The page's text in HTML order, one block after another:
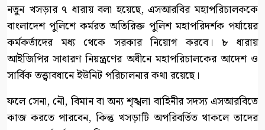
নতুন খসড়ার ৭ ধারায় বলা হয়েছে, এসআরবির মহাপরিচালককে
বাংলাদেশ পুলিশে কর্মরত অতিরিক্ত পুলিশ মহাপরিদর্শক পর্যায়ের
কর্মকর্তাদের মধ্য থেকে সরকার নিয়োগ করবে। ৮ ধারায়
আইজিপির সাধারণ নিয়ন্ত্রণের অধীনে মহাপরিচালকের আদেশ ও
সার্বিক তত্ত্বাবধানে ইউনিট পরিচালনার কথা রয়েছে।
ফলে সেনা, নৌ, বিমান বা অন্য শৃঙ্খলা বাহিনীর সদস্য এসআরবিতে
কাজ করতে পারবেন, কিন্তু খসড়াটি অপরিবর্তিত থাকলে তাদের